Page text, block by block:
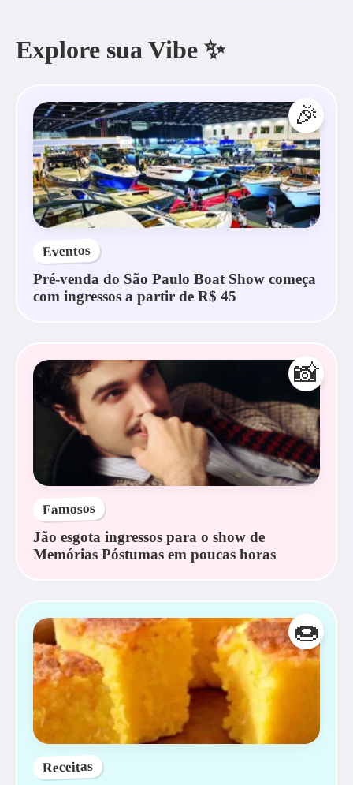
Explore sua Vibe ✨
🎉
Eventos
Pré-venda do São Paulo Boat Show começa
com ingressos a partir de R$ 45
📸
Famosos
Jão esgota ingressos para o show de
Memórias Póstumas em poucas horas
🍩
Receitas